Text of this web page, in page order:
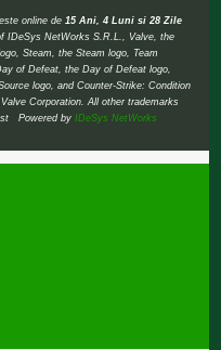
online de15 Ani, 4 Luni si 28 Zile
IDeSys NetWorks S.R.L., Valve, the
Steam, the Steam logo, Team
of Defeat, the Day of Defeat logo,
logo, and Counter-Strike: Condition
Corporation. All other trademarks
Powered byIDeSys NetWorks